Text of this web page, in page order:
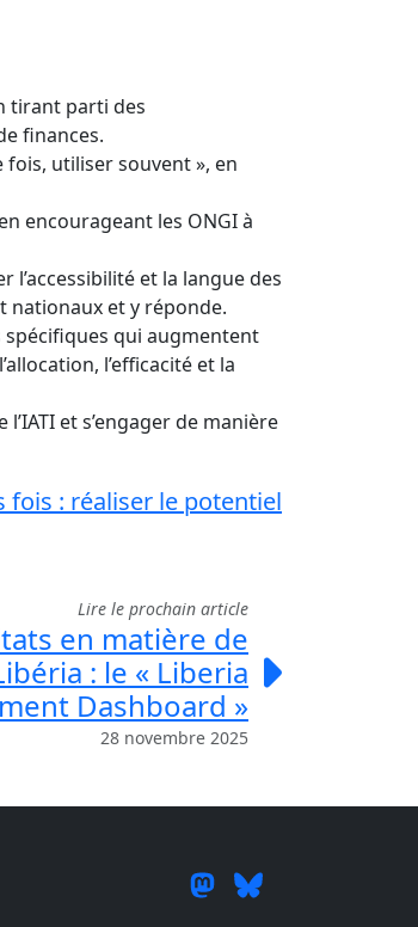
tirant parti des
finances.
fois, utiliser souvent », en
encourageant les ONGI à
l’accessibilité et la langue des
nationaux et y réponde.
qui augmentent
l’efficacité et la
et s’engager de manière
fois : réaliser le potentiel
Lire le prochain article
en matière de
: le « Liberia
Dashboard »
28 novembre 2025